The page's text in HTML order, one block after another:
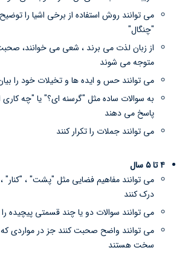
می توانند روش استفاده از برخی اشیا را
"چنگال"
از زبان لذت می برند ، شعی می خوانند،
متوجه می شوند
می توانند حس و ایده ها و تخیلات خود را
به سوالات ساده مثل "گرسنه ای؟" یا "چه
پاسخ می دهند
می توانند جملات را تکرار کنند
۴ تا ۵ سال
می توانند مفاهیم فضایی مثل "پشت" ، "کنار" ،
درک کنند
می توانند سوالات دو یا چند قسمتی پیچیده
می توانند واضح صحبت کنند جز در مواردی
سخت هستند